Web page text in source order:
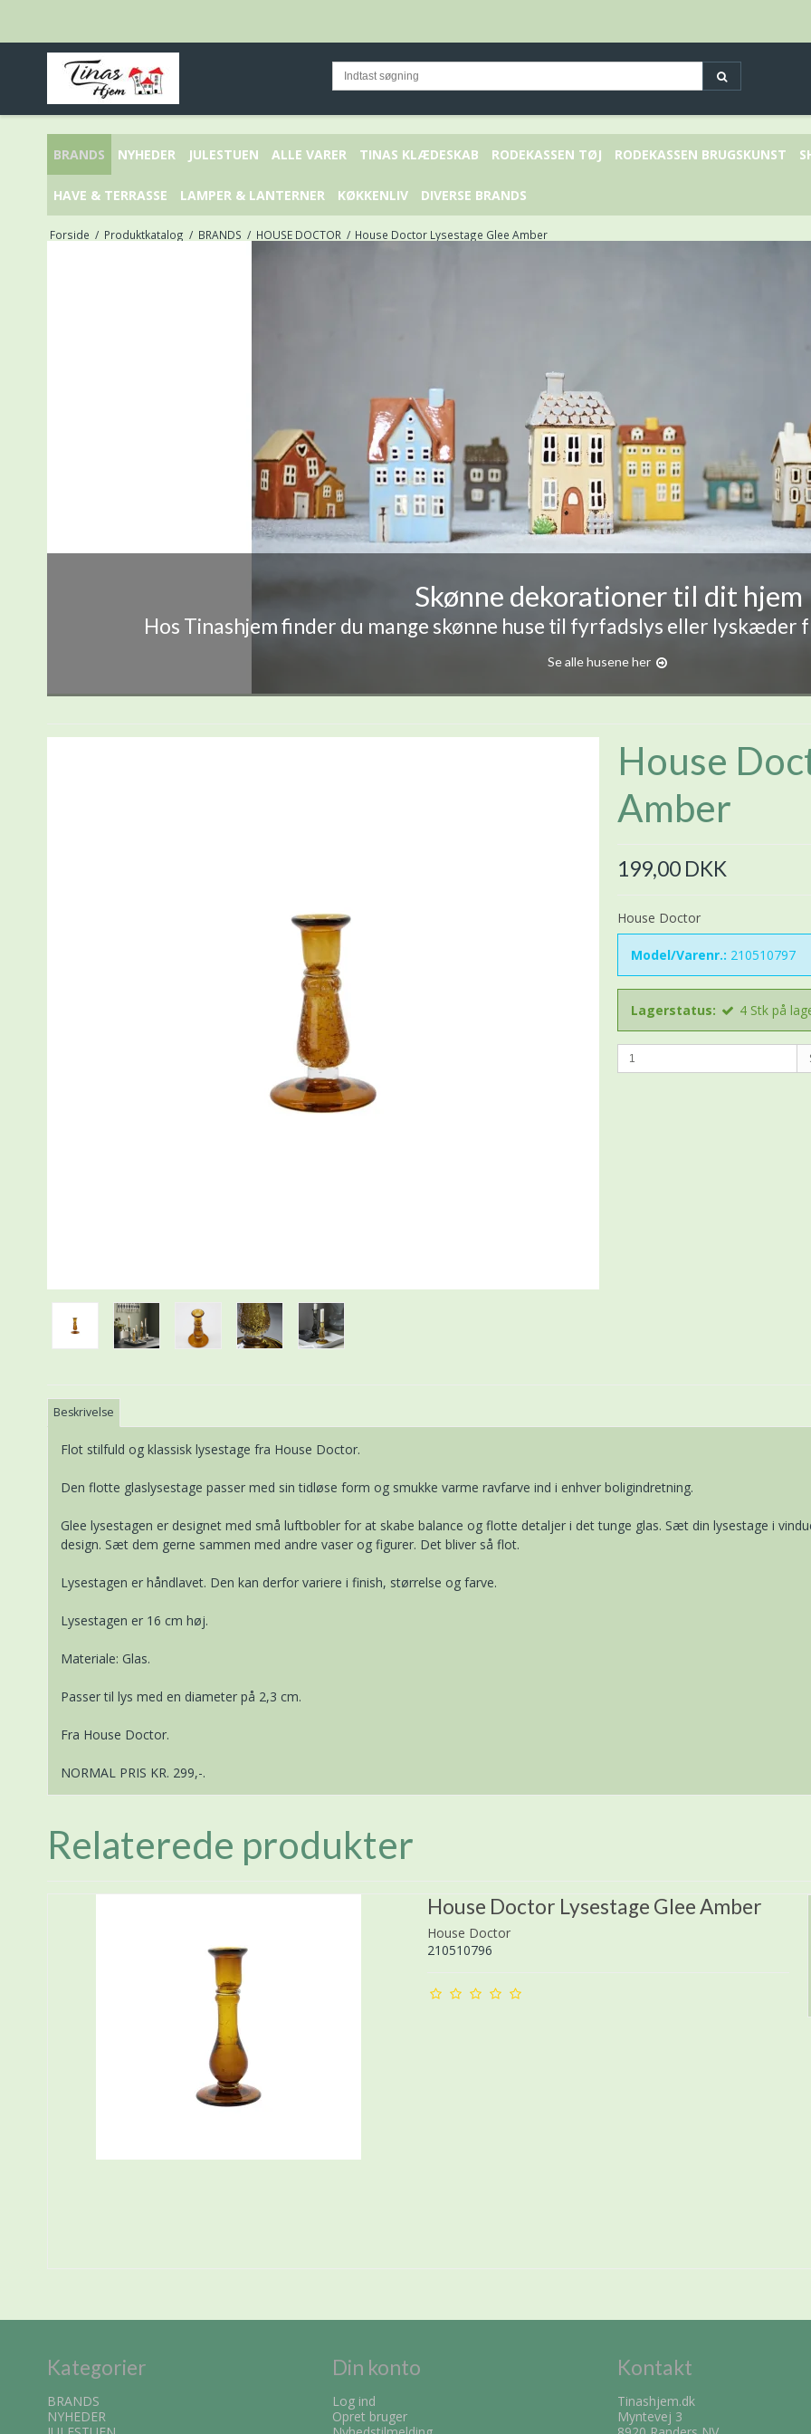
BRANDS NYHEDER JULESTUEN ALLE VARER TINAS KLÆDESKAB RODEKASSEN TØJ RODEKASSEN BRUGSKUNST
HAVE & TERRASSE LAMPER & LANTERNER KØKKENLIV DIVERSE BRANDS
Forside / Produktkatalog / BRANDS / HOUSE DOCTOR / House Doctor Lysestage Glee Amber
Skønne dekorationer til dit hjem
Hos Tinashjem finder du mange skønne huse til fyrfadslys eller lyskæder
Se alle husene her
House
Amber
199,00 DKK
House Doctor
Model/Varenr.: 210510797
Lagerstatus: 4 Stk på
Beskrivelse
Flot stilfuld og klassisk lysestage fra House Doctor.
Den flotte glaslysestage passer med sin tidløse form og smukke varme ravfarve ind i enhver boligindretning.
Glee lysestagen er designet med små luftbobler for at skabe balance og flotte detaljer i det tunge glas. Sæt din lysestage i
design. Sæt dem gerne sammen med andre vaser og figurer. Det bliver så flot.
Lysestagen er håndlavet. Den kan derfor variere i finish, størrelse og farve.
Lysestagen er 16 cm høj.
Materiale: Glas.
Passer til lys med en diameter på 2,3 cm.
Fra House Doctor.
NORMAL PRIS KR. 299,-.
Relaterede produkter
House Doctor Lysestage Glee Amber
House Doctor
210510796
Kategorier
BRANDS
NYHEDER
Din konto
Log ind
Opret bruger
Kontakt
Tinashjem.dk
Myntevej 3